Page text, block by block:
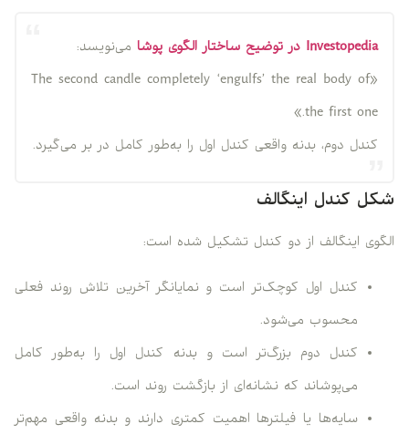
Investopedia در توضیح ساختار الگوی پوشا
می‌نویسد:
«The second candle completely ‘engulfs’ the real body of
the first one.»
کندل دوم، بدنه واقعی کندل اول را به‌طور کامل در بر می‌گیرد.
شکل کندل اینگالف
الگوی اینگالف از دو کندل تشکیل شده است:
کندل اول کوچک‌تر است و نمایانگر آخرین تلاش روند فعلی
محسوب می‌شود.
کندل دوم بزرگ‌تر است و بدنه کندل اول را به‌طور کامل
می‌پوشاند که نشانه‌ای از بازگشت روند است.
سایه‌ها یا فیلترها اهمیت کمتری دارند و بدنه واقعی مهم‌تر